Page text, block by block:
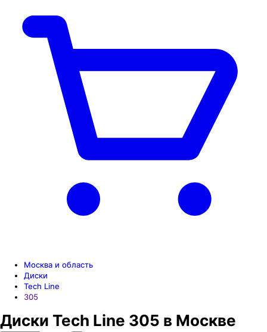
Москва и область
Диски
Tech Line
305
Диски Tech Line 305 в Москве